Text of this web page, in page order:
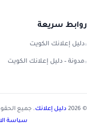
روابط سريعة
دليل إعلانك الكويت
مدونة – دليل إعلانك الكويت
© 2026 دليل إعلانك. جميع
سياسة